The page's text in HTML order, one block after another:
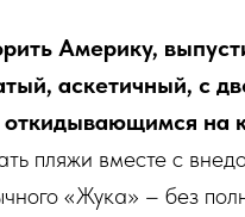
Америку,
аскетичный, с
на
пляжи вместе с
«Жука» – без